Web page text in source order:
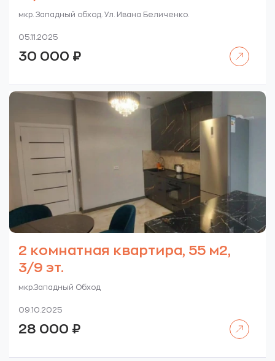
мкр. Западный обход. Ул. Ивана Беличенко.
05.11.2025
30 000 ₽
2 комнатная квартира, 55 м2,
3/9 эт.
мкр.Западный Обход
09.10.2025
28 000 ₽